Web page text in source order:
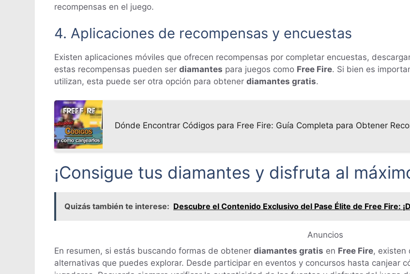
recompensas en el juego.
4. Aplicaciones de recompensas y encuestas
Existen aplicaciones móviles que ofrecen recompensas por completar encuestas,
estas recompensas pueden ser diamantes para juegos como Free Fire. Si bien es
utilizan, esta puede ser otra opción para obtener diamantes gratis.
Dónde Encontrar Códigos para Free Fire: Guía Completa para Obtener
¡Consigue tus diamantes y disfruta al
Quizás también te interese: Descubre el Contenido Exclusivo del Pase Élite de Free Fire:
Anuncios
En resumen, si estás buscando formas de obtener diamantes gratis en Free Fire, existen
alternativas que puedes explorar. Desde participar en eventos y concursos hasta canjear